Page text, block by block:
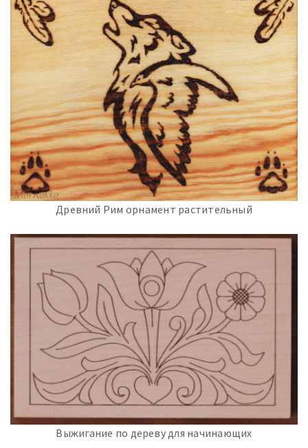
Древний Рим орнамент растительный
Выжигание по дереву для начинающих